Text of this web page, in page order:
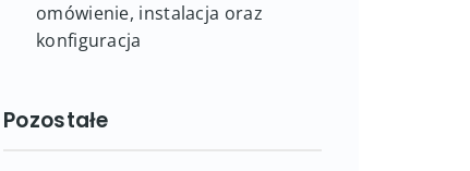
omówienie, instalacja oraz
konfiguracja
Pozostałe